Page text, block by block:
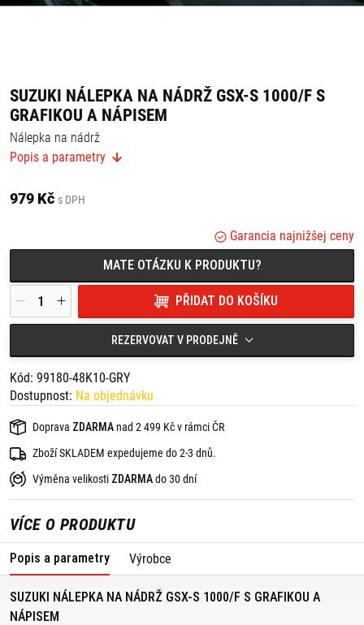
SUZUKI NÁLEPKA NA NÁDRŽ GSX-S 1000/F S
GRAFIKOU A NÁPISEM
Nálepka na nádrž
Nálepka se skládá ze 3 kusů.
Vhodné pro:
Popis a parametry
979 Kč s DPH
Garancia najnižšej ceny
MATE OTÁZKU K PRODUKTU?
PŘIDAT DO KOŠÍKU
REZERVOVAT V PRODEJNĚ
Kód: 99180-48K10-GRY
Dostupnost: Na objednávku
Doprava ZDARMA nad 2 499 Kč v rámci ČR
Zboží SKLADEM expedujeme do 2-3 dnů.
Výměna velikosti ZDARMAdo 30 dní
VÍCE O PRODUKTU
Popis a parametry Výrobce
SUZUKI NÁLEPKA NA NÁDRŽ GSX-S 1000/F S GRAFIKOU A
NÁPISEM